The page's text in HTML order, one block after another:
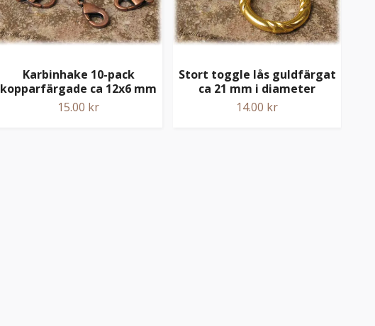
Karbinhake 10-pack
kopparfärgade ca 12x6 mm
15.00 kr
Stort toggle lås guldfärgat
ca 21 mm i diameter
14.00 kr